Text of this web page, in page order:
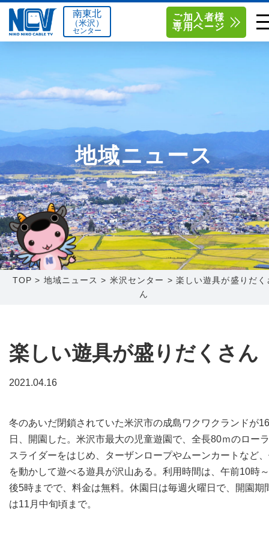
南東北センター（福島）
函館センター 0138-34-2525
新潟センター 025-210-1200
単品料金
お得なセットプラン
料金シミュレーション
サポート
Q&A
センター情報
〒992-0044
山形県米沢市春日四丁目2-75
0238-24-2525
営業時間 9:00～18:00
南東北センター(福島)
〒960-8252
福島県福島市御山字一本松17-1-
1
0120-173-577
営業時間 9:15～18:00
北海道函館市桔梗町379-31
0138-34-2525
営業時間 9:00～18:00
新潟県新潟市西区山田2310-39
025-210-1200
南東北
（米沢）
センター
ご加入者様
専用ページ
地域ニュース
TOP > 地域ニュース > 米沢センター > 楽しい遊具が盛りだく
ん
楽しい遊具が盛りだくさん
2021.04.16
冬のあいだ閉鎖されていた米沢市の成島ワクワクランドが16
日、開園した。米沢市最大の児童遊園で、全長80ｍのロー
スライダーをはじめ、ターザンロープやムーンカートなど
を動かして遊べる遊具が沢山ある。利用時間は、午前10時
後5時までで、料金は無料。休園日は毎週火曜日で、開園期
は11月中旬頃まで。